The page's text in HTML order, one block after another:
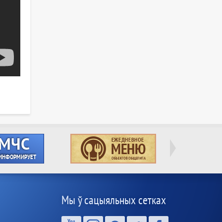
Мы ў сацыяльных сетках